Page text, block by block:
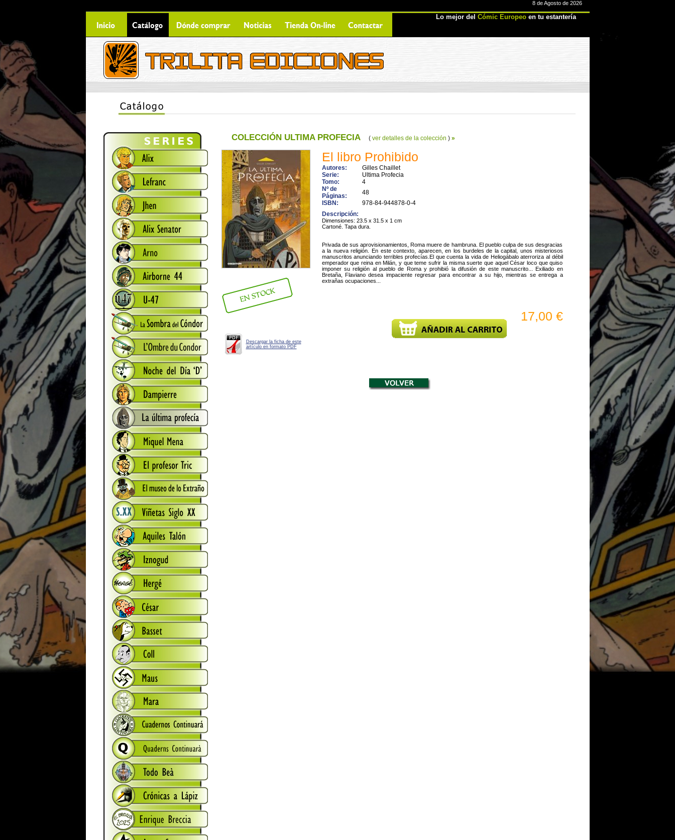
8 de Agosto de 2026
Lo mejor del Cómic Europeoen tu estantería
COLECCIÓN ULTIMA PROFECIA ( ver detalles de la colección ) »
Descargar la ficha de este
artículo en formato PDF
El libro Prohibido
Autores:
Gilles Chaillet
Serie:
Ultima Profecia
Tomo:
4
Nº de
Páginas:
48
ISBN:
978-84-944878-0-4
Descripción:
Dimensiones: 23.5 x 31.5 x 1 cm
Cartoné. Tapa dura.
Privada de sus aprovisionamientos, Roma muere de hambruna. El pueblo culpa de sus desgracias
a la nueva religión. En este contexto, aparecen, en los burdeles de la capital, unos misteriosos
manuscritos anunciando terribles profecías.El que cuenta la vida de Heliogábalo aterroriza al débil
emperador que reina en Milán, y que teme sufrir la misma suerte que aquel César loco que quiso
imponer su religión al pueblo de Roma y prohibió la difusión de este manuscrito... Exiliado en
Bretaña, Flaviano desea impaciente regresar para encontrar a su hijo, mientras se entrega a
extrañas ocupaciones...
17,00 €